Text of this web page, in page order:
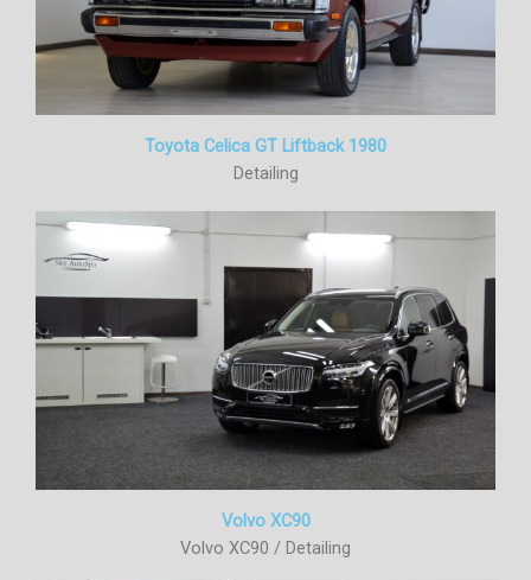
Toyota Celica GT Liftback 1980
Detailing
Volvo XC90
Volvo XC90 / Detailing